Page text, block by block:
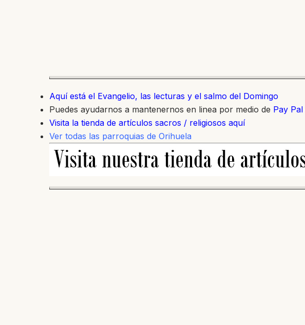
Aquí está el Evangelio, las lecturas y el salmo del Domingo
Puedes ayudarnos a mantenernos en linea por medio de Pay Pal
Visita la tienda de artículos sacros / religiosos aquí
Ver todas las parroquias de Orihuela